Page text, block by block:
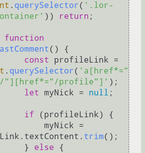
. querySelector ( '.lor-
)) return ;
function
( ) {
const
. querySelector ( 'a[href*="
"][href*="/profile"]' );
let
myNick = null ;
if (profileLink) {
textContent . trim();
            }
else {